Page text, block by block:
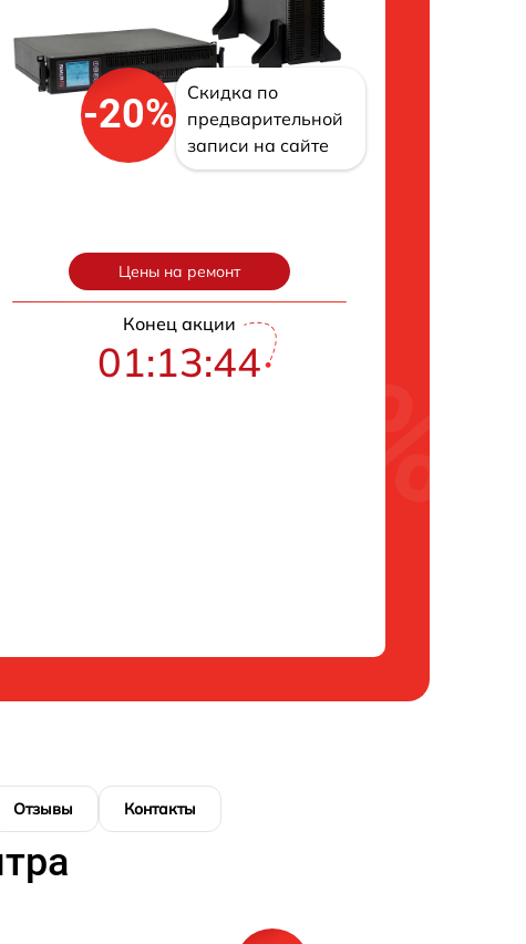
-20%
Скидка по
предварительной
записи на сайте
Цены на ремонт
Конец акции
01:13:43
Отзывы Контакты